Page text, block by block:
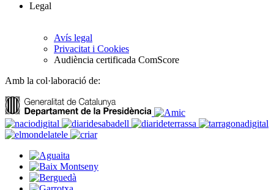
Legal
Avís legal
Privacitat i Cookies
Audiència certificada ComScore
Amb la col·laboració de: